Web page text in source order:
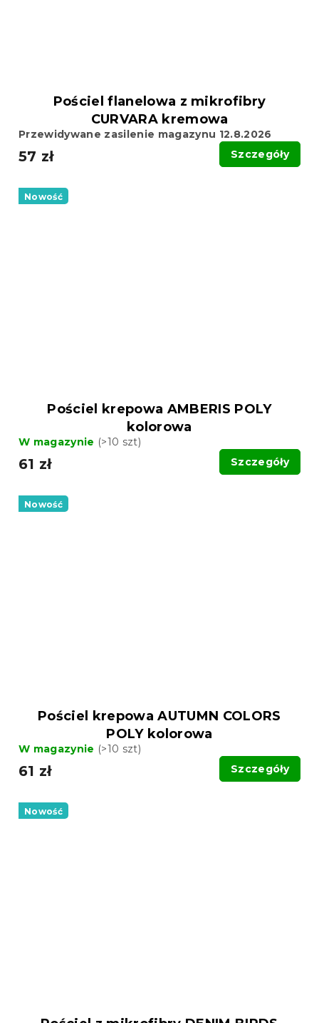
Pościel flanelowa z mikrofibry
CURVARA kremowa
Przewidywane zasilenie magazynu 12.8.2026
57 zł Szczegóły
Nowość
Pościel krepowa AMBERIS POLY
kolorowa
W magazynie (>10 szt)
61 zł Szczegóły
Nowość
Pościel krepowa AUTUMN COLORS
POLY kolorowa
W magazynie (>10 szt)
61 zł Szczegóły
Nowość